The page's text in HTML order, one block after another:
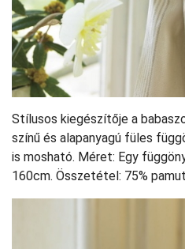
Stílusos kiegészítője a
színű és alapanyagú füles
is mosható. Méret: Egy
160cm. Összetétel: 75%